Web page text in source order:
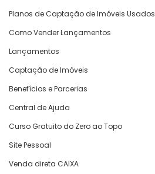
Planos de Captação de Imóveis Usados
Como Vender Lançamentos
Lançamentos
Captação de Imóveis
Benefícios e Parcerias
Central de Ajuda
Curso Gratuito do Zero ao Topo
Site Pessoal
Venda direta CAIXA